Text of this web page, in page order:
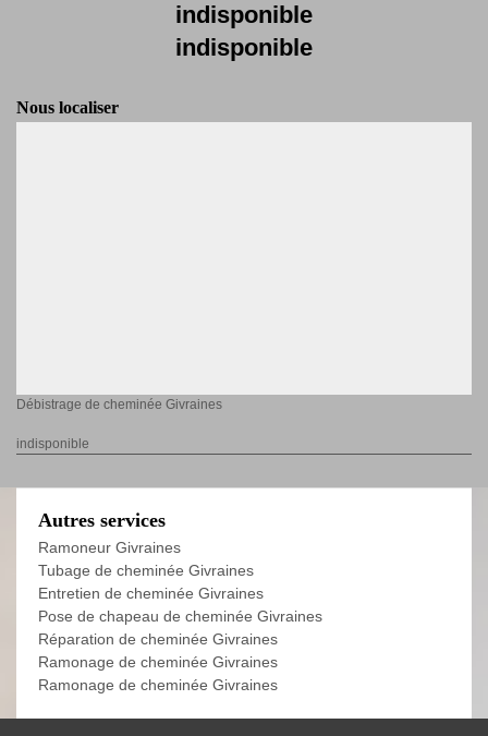
indisponible
indisponible
Nous localiser
Débistrage de cheminée Givraines
indisponible
Autres services
Ramoneur Givraines
Tubage de cheminée Givraines
Entretien de cheminée Givraines
Pose de chapeau de cheminée Givraines
Réparation de cheminée Givraines
Ramonage de cheminée Givraines
Ramonage de cheminée Givraines